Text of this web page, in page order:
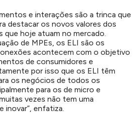
e interações são a trinca que
destacar os novos valores dos
que hoje atuam no mercado.
de MPEs, os ELI são os
acontecem com o objetivo
de consumidores e
por isso que os ELI têm
os negócios de todos os
para os de micro e
vezes não tem uma
inovar”, enfatiza.